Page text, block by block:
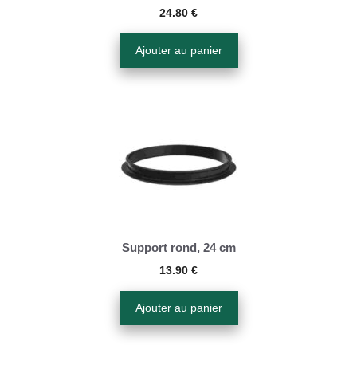
24.80 €
Ajouter au panier
Support rond, 24 cm
13.90 €
Ajouter au panier